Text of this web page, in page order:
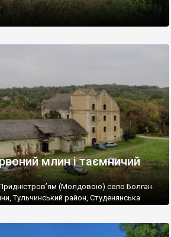
млин і таємничий
(Молдовою) село Болган.
Тульчинський район, Студенянська
із кам’яними хрестами. Всі епітафії, які